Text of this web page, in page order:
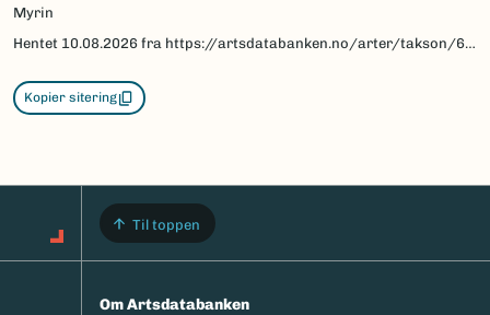
Myrin
Hentet 10.08.2026 fra https://artsdatabanken.no/arter/takson/64588/beskrivelse
Kopier sitering
Til toppen
Om Artsdatabanken